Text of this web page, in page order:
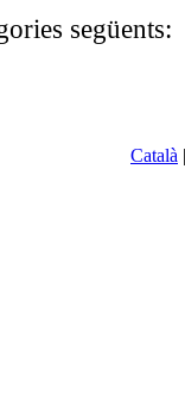
següents:
Català